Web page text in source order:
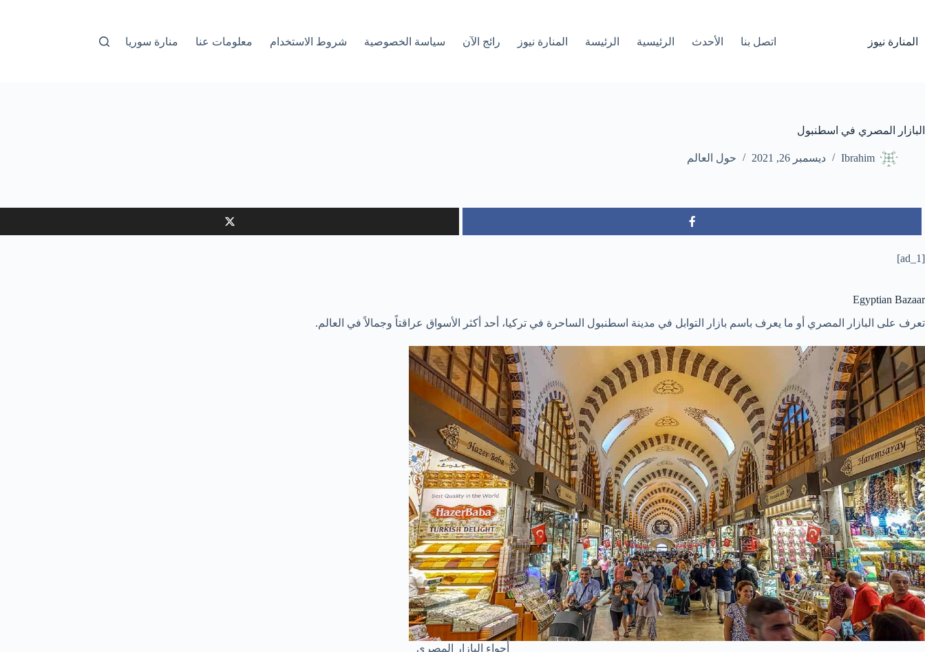
المنارة نيوز اتصل بنا الأحدث الرئيسية الرئیسة المنارة نيوز رائج الآن سياسة الخصوصية شروط الاستخدام معلومات عنا منارة سوريا
البازار المصري في اسطنبول
Ibrahim ديسمبر 26, 2021 حول العالم
[ad_1]
Egyptian Bazaar
تعرف على البازار المصري أو ما يعرف باسم بازار التوابل في مدينة اسطنبول الساحرة في تركيا، أحد أكثر الأسواق عراقتاً وجمالاً في العالم.
أجواء البازار المصري